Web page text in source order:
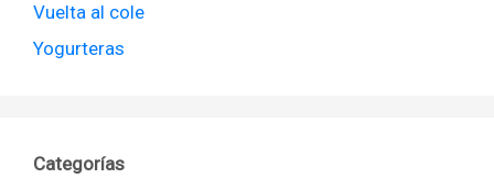
Vuelta al cole
Yogurteras
Categorías